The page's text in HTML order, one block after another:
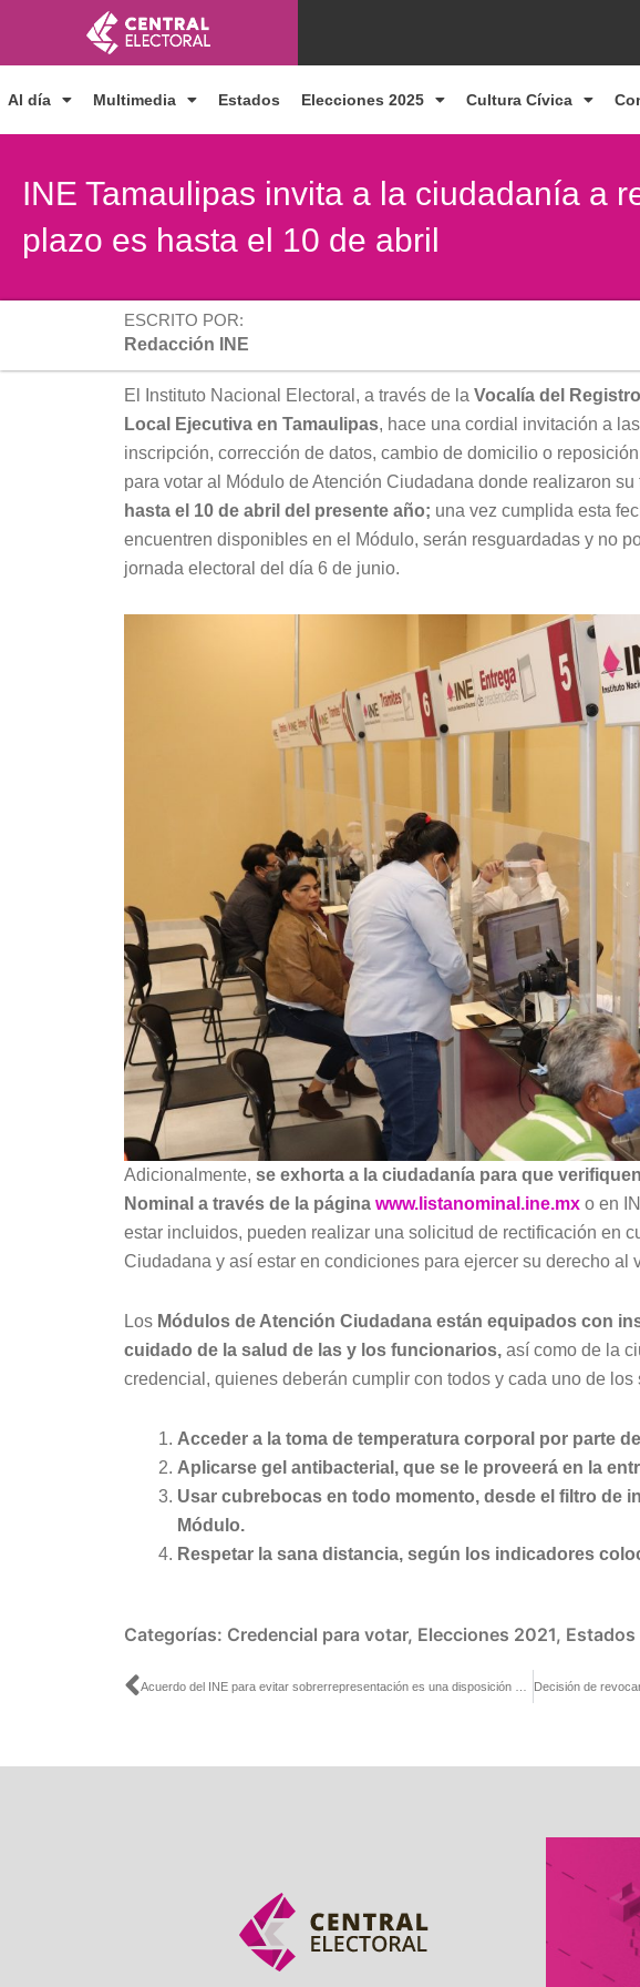
contenido
Al día Multimedia Estados Elecciones 2025 Cultura Cívica
INE Tamaulipas invita a la ciudadanía a
plazo es hasta el 10 de abril
ESCRITO POR:
Redacción INE
El Instituto Nacional Electoral, a través de la Vocalía del
Local Ejecutiva en Tamaulipas, hace una cordial invitación a
inscripción, corrección de datos, cambio de domicilio o
para votar al Módulo de Atención Ciudadana donde realizaron su
hasta el 10 de abril del presente año; una vez cumplida esta
encuentren disponibles en el Módulo, serán resguardadas y no
jornada electoral del día 6 de junio.
Adicionalmente, se exhorta a la ciudadanía para que
Nominal a través de la página www.listanominal.ine.mx o en
estar incluidos, pueden realizar una solicitud de rectificación en
Ciudadana y así estar en condiciones para ejercer su derecho al
Los Módulos de Atención Ciudadana están equipados con
cuidado de la salud de las y los funcionarios, así como de la
credencial, quienes deberán cumplir con todos y cada uno de los
Acceder a la toma de temperatura corporal por parte
Aplicarse gel antibacterial, que se le proveerá en la
Usar cubrebocas en todo momento, desde el filtro de
Módulo.
Respetar la sana distancia, según los indicadores
Categorías: Credencial para votar, Elecciones 2021, Estados
Ant